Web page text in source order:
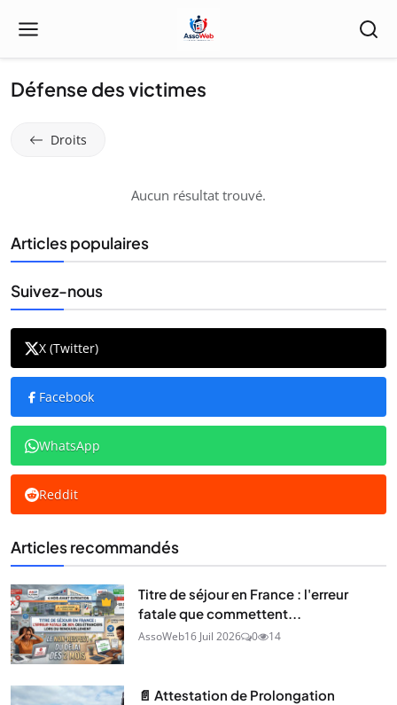
Défense des victimes
Droits
Aucun résultat trouvé.
Articles populaires
Suivez-nous
X (Twitter)
Facebook
WhatsApp
Reddit
Articles recommandés
Titre de séjour en France : l'erreur
fatale que commettent...
AssoWeb16 Juil 2026 0 14
📄 Attestation de Prolongation